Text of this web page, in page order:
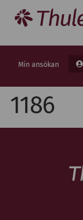
Min ansökan
1186